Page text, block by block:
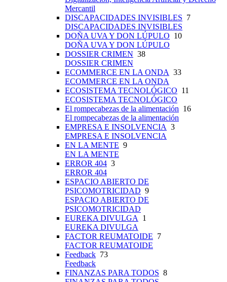
Mercantil
DISCAPACIDADES INVISIBLES 7
DISCAPACIDADES INVISIBLES
DOÑA UVA Y DON LÚPULO 10
DOÑA UVA Y DON LÚPULO
DOSSIER CRIMEN 38
DOSSIER CRIMEN
ECOMMERCE EN LA ONDA 33
ECOMMERCE EN LA ONDA
ECOSISTEMA TECNOLÓGICO 11
ECOSISTEMA TECNOLÓGICO
El rompecabezas de la alimentación 16
El rompecabezas de la alimentación
EMPRESA E INSOLVENCIA 3
EMPRESA E INSOLVENCIA
EN LA MENTE 9
EN LA MENTE
ERROR 404 3
ERROR 404
ESPACIO ABIERTO DE
PSICOMOTRICIDAD 9
ESPACIO ABIERTO DE
PSICOMOTRICIDAD
EUREKA DIVULGA
1
EUREKA DIVULGA
FACTOR REUMATOIDE 7
FACTOR REUMATOIDE
Feedback 73
Feedback
FINANZAS PARA TODOS 8